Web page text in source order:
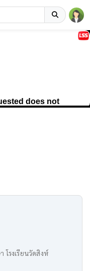
รงเรียนวัดสิงห์